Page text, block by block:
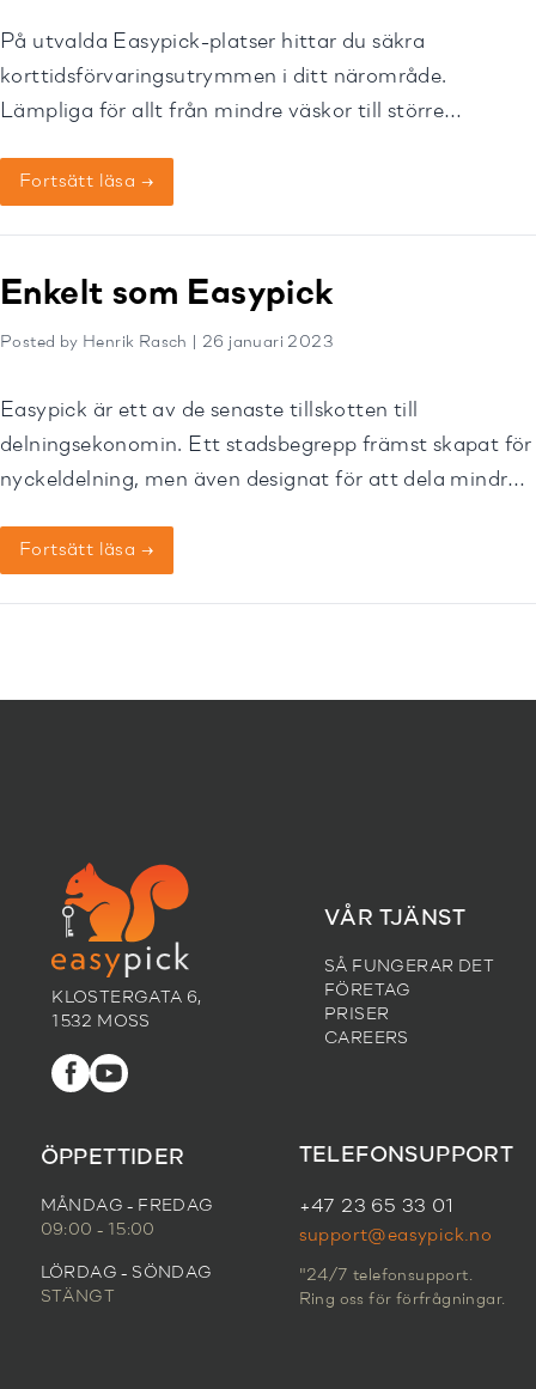
På utvalda Easypick-platser hittar du säkra
korttidsförvaringsutrymmen i ditt närområde.
Lämpliga för allt från mindre väskor till större
Fortsätt läsa →
Enkelt som Easypick
Posted by Henrik Rasch | 26 januari 2023
Easypick är ett av de senaste tillskotten till
delningsekonomin. Ett stadsbegrepp främst skapat för
nyckeldelning, men även designat för att dela mindre
Fortsätt läsa →
KLOSTERGATA 6,
1532 MOSS
VÅR TJÄNST
SÅ FUNGERAR DET
FÖRETAG
PRISER
CAREERS
ÖPPETTIDER
MÅNDAG - FREDAG
09:00 - 15:00
LÖRDAG - SÖNDAG
STÄNGT
TELEFONSUPPORT
+47 23 65 33 01
support@easypick.no
"24/7 telefonsupport.
Ring oss för förfrågningar.